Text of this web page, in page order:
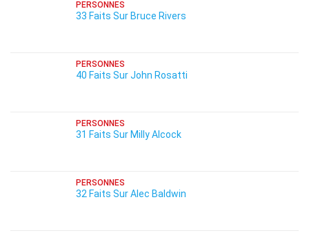
PERSONNES
33 Faits Sur Bruce Rivers
PERSONNES
40 Faits Sur John Rosatti
PERSONNES
31 Faits Sur Milly Alcock
PERSONNES
32 Faits Sur Alec Baldwin